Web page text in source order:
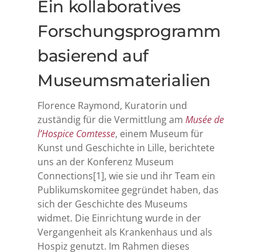
Ein kollaboratives
Forschungsprogramm
basierend auf
Museumsmaterialien
Florence Raymond, Kuratorin und
zuständig für die Vermittlung amMusée de
l’Hospice Comtesse, einem Museum für
Kunst und Geschichte in Lille, berichtete
uns an der Konferenz Museum
Connections[1], wie sie und ihr Team ein
Publikumskomitee gegründet haben, das
sich der Geschichte des Museums
widmet. Die Einrichtung wurde in der
Vergangenheit als Krankenhaus und als
Hospiz genutzt. Im Rahmen dieses